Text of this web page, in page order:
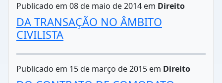
Publicado em 08 de maio de 2014 em Direito
DA TRANSAÇÃO NO ÂMBITO
CIVILISTA
Publicado em 15 de março de 2015 em Direito